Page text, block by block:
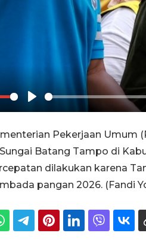
Play
Pekerjaan Umum
Batang Tampo di
dilakukan karena
pangan 2026. (Fandi